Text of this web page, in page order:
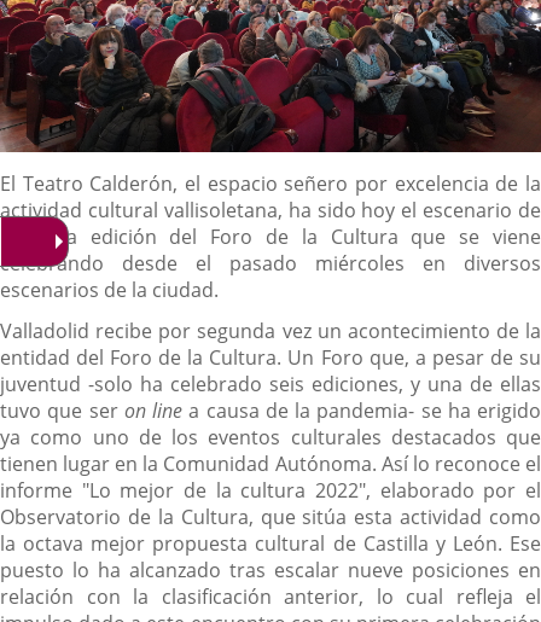
Descripción
El Teatro Calderón, el espacio señero por excelencia de la
actividad cultural vallisoletana, ha sido hoy el escenario de
la sexta edición del Foro de la Cultura que se viene
celebrando desde el pasado miércoles en diversos
escenarios de la ciudad.
Valladolid recibe por segunda vez un acontecimiento de la
entidad del Foro de la Cultura. Un Foro que, a pesar de su
juventud -solo ha celebrado seis ediciones, y una de ellas
tuvo que ser on line a causa de la pandemia- se ha erigido
ya como uno de los eventos culturales destacados que
tienen lugar en la Comunidad Autónoma. Así lo reconoce el
informe "Lo mejor de la cultura 2022", elaborado por el
Observatorio de la Cultura, que sitúa esta actividad como
la octava mejor propuesta cultural de Castilla y León. Ese
puesto lo ha alcanzado tras escalar nueve posiciones en
relación con la clasificación anterior, lo cual refleja el